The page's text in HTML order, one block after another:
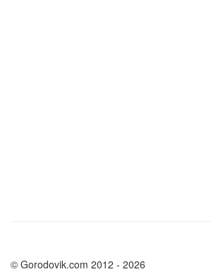
© Gorodovik.com 2012 - 2026